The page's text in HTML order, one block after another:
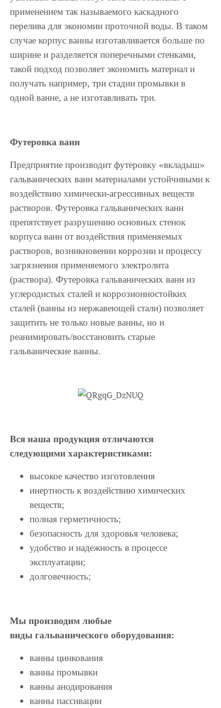
применением так называемого каскадного
перелива для экономии проточной воды. В таком
случае корпус ванны изготавливается больше по
ширине и разделяется поперечными стенками,
такой подход позволяет экономить материал и
получать например, три стадии промывки в
одной ванне, а не изготавливать три.
Футеровка ванн
Предприятие производит футеровку «вкладыш»
гальванических ванн материалами устойчивыми к
воздействию химически-агрессивных веществ
растворов. Футеровка гальванических ванн
препятствует разрушению основных стенок
корпуса ванн от воздействия применяемых
растворов, возникновении коррозии и процессу
загрязнения применяемого электролита
(раствора). Футеровка гальванических ванн из
углеродистых сталей и коррозионностойких
сталей (ванны из нержавеющей стали) позволяет
защитить не только новые ванны, но и
реанимировать/восстановить старые
гальванические ванны.
Вся наша продукция отличаются
следующими характеристиками:
высокое качество изготовления
инертность к воздействию химических
веществ;
полная герметичность;
безопасность для здоровья человека;
удобство и надежность в процессе
эксплуатации;
долговечность;
Мы производим любые
виды гальванического оборудования:
ванны цинкования
ванны промывки
ванны анодирования
ванны пассивации